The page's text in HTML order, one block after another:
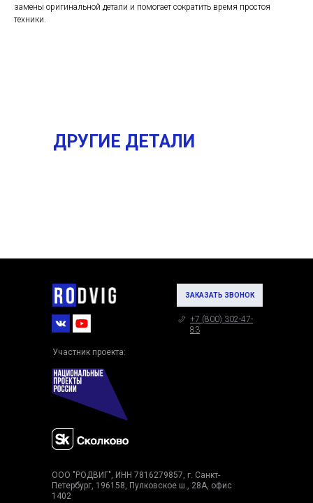
замены оригинальной детали и помогает сократить время простоя
техники.
ДРУГИЕ ДЕТАЛИ
ЗАКАЗАТЬ ЗВОНОК
ООО "РОДВИГ", ИНН 7816279857, г. Санкт-
Петербург, 196158, Пулковское ш., 28А, офис
1402
Участник проекта:
+7 (800) 302-47-
83